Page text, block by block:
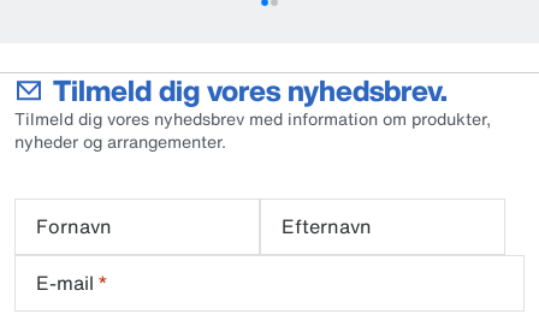
Tilmeld dig vores nyhedsbrev.
Tilmeld dig vores nyhedsbrev med information om produkter,
nyheder og arrangementer.
Fornavn
Efternavn
E-mail *